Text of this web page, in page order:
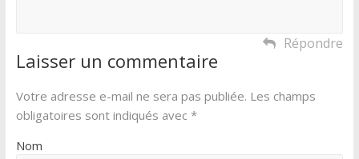
Répondre
Laisser un commentaire
Votre adresse e-mail ne sera pas publiée. Les champs
obligatoires sont indiqués avec *
Nom